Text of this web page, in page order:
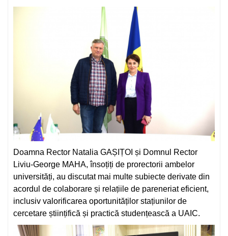
Doamna Rector Natalia GAȘIȚOI și Domnul Rector
Liviu-George MAHA, însoțiți de prorectorii ambelor
universități, au discutat mai multe subiecte derivate din
acordul de colaborare și relațiile de pareneriat eficient,
inclusiv valorificarea oportunităților stațiunilor de
cercetare științifică și practică studențească a UAIC.